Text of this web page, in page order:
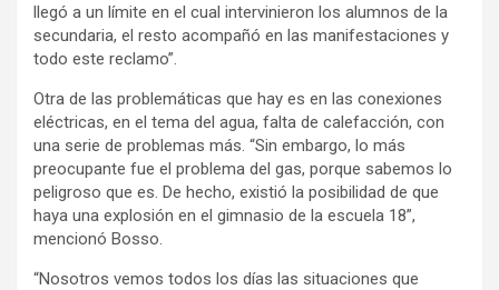
llegó a un límite en el cual intervinieron los alumnos de la
secundaria, el resto acompañó en las manifestaciones y
todo este reclamo”.
Otra de las problemáticas que hay es en las conexiones
eléctricas, en el tema del agua, falta de calefacción, con
una serie de problemas más. “Sin embargo, lo más
preocupante fue el problema del gas, porque sabemos lo
peligroso que es. De hecho, existió la posibilidad de que
haya una explosión en el gimnasio de la escuela 18”,
mencionó Bosso.
“Nosotros vemos todos los días las situaciones que